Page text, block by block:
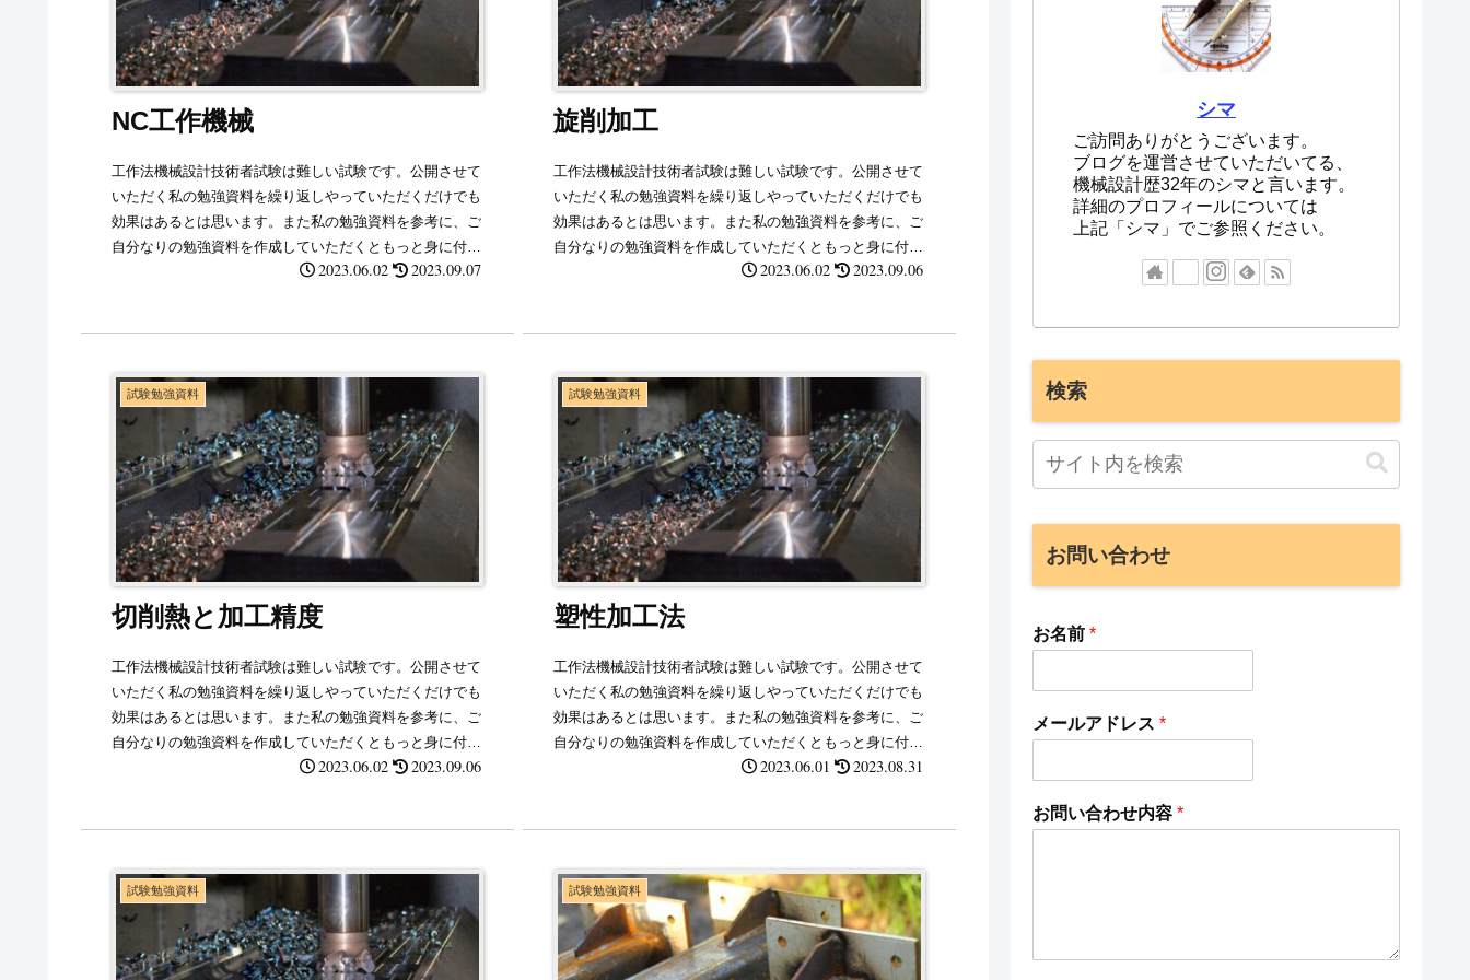
NC工作機械
工作法機械設計技術者試験は難しい試験です。公開させて
いただく私の勉強資料を繰り返しやっていただくだけでも
効果はあるとは思います。また私の勉強資料を参考に、ご
自分なりの勉強資料を作成していただくともっと身に付く
2023.06.02 2023.09.07
旋削加工
工作法機械設計技術者試験は難しい試験です。公開させて
いただく私の勉強資料を繰り返しやっていただくだけでも
効果はあるとは思います。また私の勉強資料を参考に、ご
自分なりの勉強資料を作成していただくともっと身に付く
2023.06.02 2023.09.06
試験勉強資料
切削熱と加工精度
工作法機械設計技術者試験は難しい試験です。公開させて
いただく私の勉強資料を繰り返しやっていただくだけでも
効果はあるとは思います。また私の勉強資料を参考に、ご
自分なりの勉強資料を作成していただくともっと身に付く
2023.06.02 2023.09.06
試験勉強資料
塑性加工法
工作法機械設計技術者試験は難しい試験です。公開させて
いただく私の勉強資料を繰り返しやっていただくだけでも
効果はあるとは思います。また私の勉強資料を参考に、ご
自分なりの勉強資料を作成していただくともっと身に付く
2023.06.01 2023.08.31
試験勉強資料 試験勉強資料
シマ
ご訪問ありがとうございます。
ブログを運営させていただいてる、
機械設計歴32年のシマと言います。
詳細のプロフィールについては
上記「シマ」でご参照ください。
検索
お問い合わせ
お名前 *
メールアドレス *
お問い合わせ内容 *